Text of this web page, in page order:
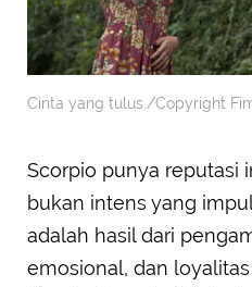
Cinta yang tulus./Copyright
Scorpio punya reputasi
bukan intens yang
adalah hasil dari
emosional, dan